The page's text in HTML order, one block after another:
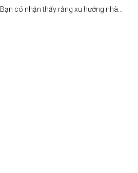
Bạn có nhận thấy rằng xu hướng nhà...